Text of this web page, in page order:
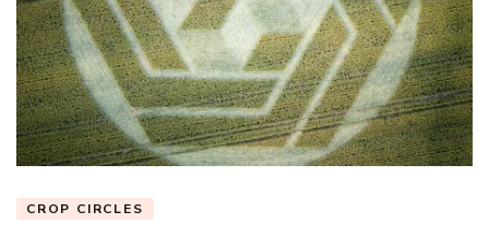
CROP CIRCLES